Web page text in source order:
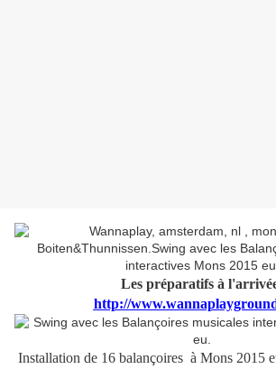
Les préparatifs à
http://
Installation de 16 balançoires à Mons 2015